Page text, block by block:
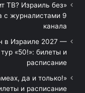
ТВ? Израиль без
с журналистами 9
канала
в Израиле 2027 —
«50!»: билеты и
расписание
да и только!»
и расписание